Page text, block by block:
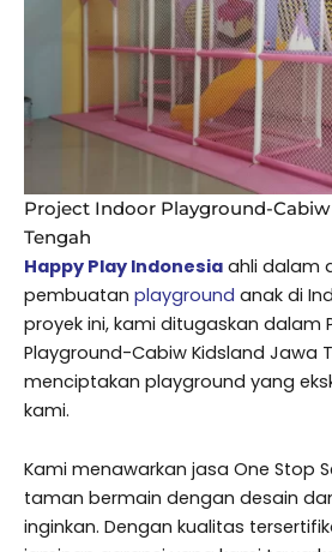
Project Indoor Playground-
Tengah
Happy Play Indonesia ahli dalam
pembuatan playground anak di
proyek ini, kami ditugaskan dalam
Playground-Cabiw Kidsland Jawa
menciptakan playground yang
kami.
Kami menawarkan jasa One Stop
taman bermain dengan desain
inginkan. Dengan kualitas